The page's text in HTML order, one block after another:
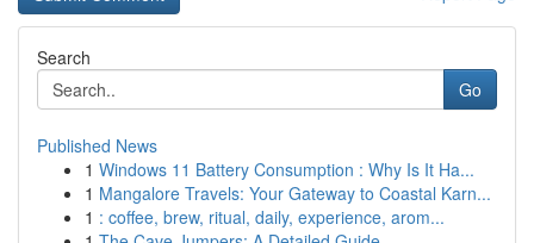
Search
Go
Published News
1 Windows 11 Battery Consumption : Why Is It Ha...
1 Mangalore Travels: Your Gateway to Coastal Karn...
1 : coffee, brew, ritual, daily, experience, arom...